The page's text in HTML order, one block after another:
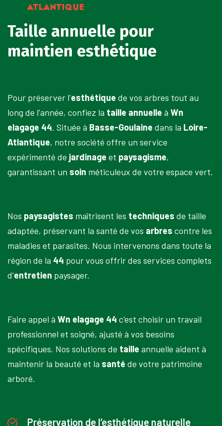
ATLANTIQUE
Taille annuelle pour
maintien esthétique
Pour préserver l'esthétique de vos arbres tout au
long de l'année, confiez la taille annuelle à Wn
elagage 44. Située à Basse-Goulaine dans la Loire-
Atlantique, notre société offre un service
expérimenté de jardinage et paysagisme,
garantissant un soin méticuleux de votre espace vert.
Nos paysagistes maîtrisent les techniques de taille
adaptée, préservant la santé de vos arbres contre les
maladies et parasites. Nous intervenons dans toute la
région de la 44 pour vous offrir des services complets
d'entretien paysager.
Faire appel à Wn elagage 44 c'est choisir un travail
professionnel et soigné, ajusté à vos besoins
spécifiques. Nos solutions de taille annuelle aident à
maintenir la beauté et la santé de votre patrimoine
arboré.
Préservation de l’esthétique naturelle